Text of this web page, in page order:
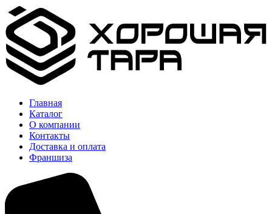
Главная
Каталог
О компании
Контакты
Доставка и оплата
Франшиза